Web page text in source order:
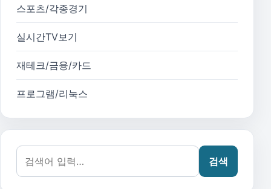
스포츠/각종경기
실시간TV보기
재테크/금융/카드
프로그램/리눅스
검색어:
검색